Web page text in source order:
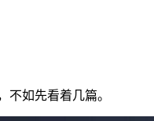
不如先看着几篇。